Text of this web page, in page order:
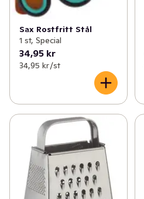
Sax Rostfritt Stål
1 st, Special
34,95 kr
34,95 kr /st